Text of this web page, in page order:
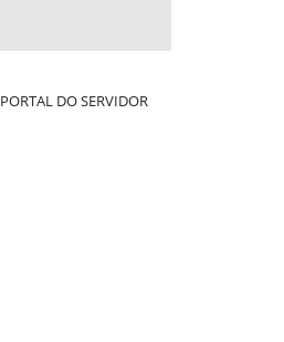
PORTAL DO SERVIDOR